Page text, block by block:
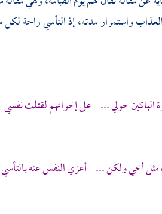
واستمرار مدته، إذ التأسي راحة
الباكين حولي ... على إخوانهم لقتلت نفسي
مثل أخي ولكن ... أعزي النفس عنه بالتأسي